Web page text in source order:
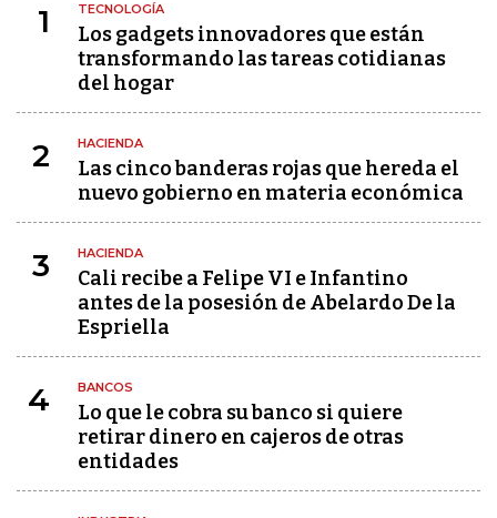
1 TECNOLOGÍA
Los gadgets innovadores que están
transformando las tareas cotidianas
del hogar
2 HACIENDA
Las cinco banderas rojas que hereda el
nuevo gobierno en materia económica
3 HACIENDA
Cali recibe a Felipe VI e Infantino
antes de la posesión de Abelardo De la
Espriella
4 BANCOS
Lo que le cobra su banco si quiere
retirar dinero en cajeros de otras
entidades